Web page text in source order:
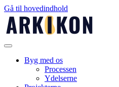
Gå til hovedindhold
Byg med os
Processen
Ydelserne